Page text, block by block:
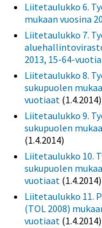
Liitetaulukko 6.
mukaan vuosina
Liitetaulukko 7.
2013, 15-64-
Liitetaulukko 8.
sukupuolen
vuotiaat (1.4.2014)
Liitetaulukko 9.
sukupuolen
(1.4.2014)
Liitetaulukko 10.
sukupuolen
vuotiaat (1.4.2014)
Liitetaulukko 11.
(TOL 2008)
vuotiaat (1.4.2014)